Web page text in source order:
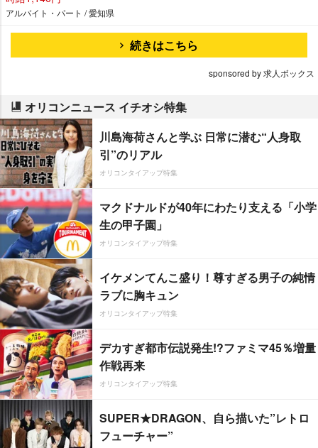
アルバイト・パート / 愛知県
続きはこちら
sponsored by 求人ボックス
オリコンニュース イチオシ特集
川島海荷さんと学ぶ 日常に潜む“人身取
引”のリアル
オリコンタイアップ特集
マクドナルドが40年にわたり支える「小学
生の甲子園」
オリコンタイアップ特集
イケメンてんこ盛り！尊すぎる男子の純情
ラブに胸キュン
オリコンタイアップ特集
デカすぎ都市伝説発生!?ファミマ45％増量
作戦再来
オリコンタイアップ特集
SUPER★DRAGON、自ら描いた”レトロ
フューチャー”